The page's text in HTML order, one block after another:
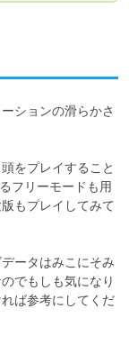
ションの滑らかさ
をプレイすること
フリーモードも用
もプレイしてみて
ータはみこにそみ
でもしも気になり
ば参考にしてくだ